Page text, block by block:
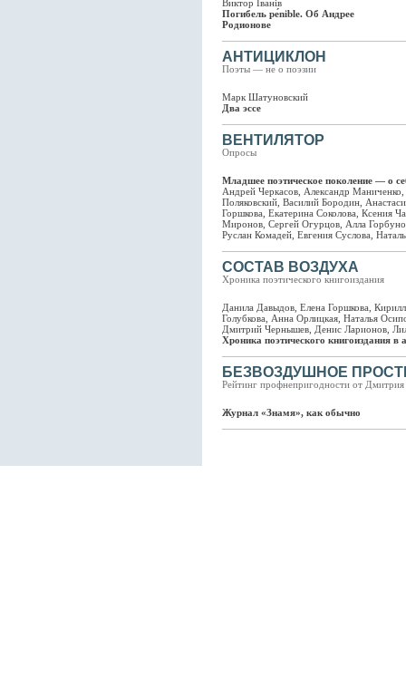
Виктор Iванiв
Погибель pе́nible. Об Андрее
Родионове
АНТИЦИКЛОН
Поэты — не о поэзии
Марк Шатуновский
Два эссе
ВЕНТИЛЯТОР
Опросы
Младшее поэтическое поколение — о
Андрей Черкасов, Александр
Поляковский, Василий Бородин,
Горшкова, Екатерина Соколова, Ксения
Миронов, Сергей Огурцов, Алла
Руслан Комадей, Евгения Суслова,
СОСТАВ ВОЗДУХА
Хроника поэтического книгоиздания
Данила Давыдов, Елена Горшкова,
Голубкова, Анна Орлицкая, Наталья
Дмитрий Чернышев, Денис Ларионов,
Хроника поэтического книгоиздания в
БЕЗВОЗДУШНОЕ
Рейтинг профнепригодности от Дмитрия
Журнал «Знамя», как обычно